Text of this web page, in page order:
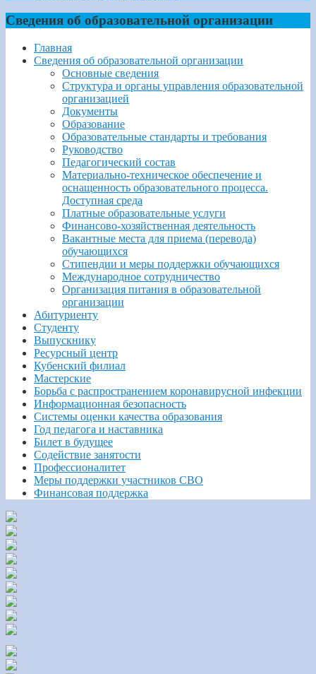
Сведения об образовательной организации
Главная
Сведения об образовательной организации
Основные сведения
Структура и органы управления образовательной
организацией
Документы
Образование
Образовательные стандарты и требования
Руководство
Педагогический состав
Материально-техническое обеспечение и
оснащенность образовательного процесса.
Доступная среда
Платные образовательные услуги
Финансово-хозяйственная деятельность
Вакантные места для приема (перевода)
обучающихся
Стипендии и меры поддержки обучающихся
Международное сотрудничество
Организация питания в образовательной
организации
Абитуриенту
Студенту
Выпускнику
Ресурсный центр
Кубенский филиал
Мастерские
Борьба с распространением коронавирусной инфекции
Информационная безопасность
Системы оценки качества образования
Год педагога и наставника
Билет в будущее
Содействие занятости
Профессионалитет
Меры поддержки участников СВО
Финансовая поддержка